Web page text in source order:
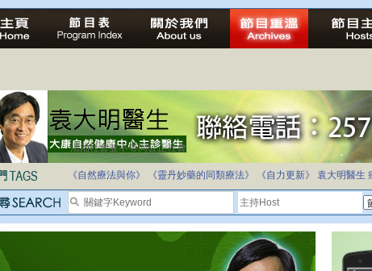
法治社會並不等同公正社會
自家教育合法化-推動多元化教育，全民學卷制
《自然療法與你》
《靈丹妙藥的同類療法》 《自力更新》 袁大明醫生